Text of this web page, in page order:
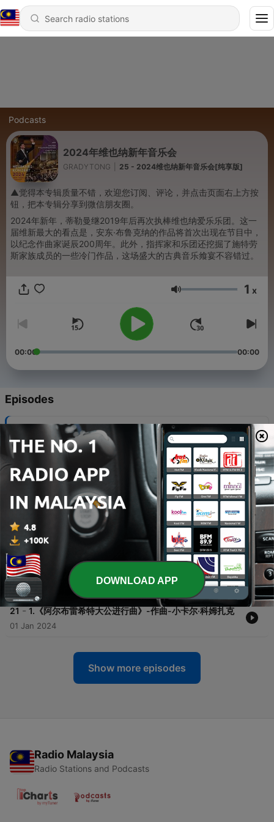
Podcasts
2024年维也纳新年音乐会
GRADYTONG 25 - 2024维也纳新年音乐会[纯享版]
▲觉得本专辑质量不错，欢迎您订阅、评论，并点击页面右上方按
钮，把本专辑分享到微信朋友圈。
2024年新年，蒂勒曼继2019年后再次执棒维也纳爱乐乐团。这一
届维新最大的看点是，安东·布鲁克纳的作品将首次出现在节目中，
以纪念作曲家诞辰200周年。此外，指挥家和乐团还挖掘了施特劳
斯家族成员的一些冷门作品，这场盛大的古典音乐飨宴不容错过。
Volume 1 x
00:00 00:00
Episodes
2024维也纳新年音乐会[纯享版]
29 Jan 2024
24 - 彩蛋2:2024 Neujahrskonzert New Year’s Concert
上半场
彩蛋3：2024 Neujahrskonzert New Year’s Concert
下半场
09 Jan 2024
22 - 彩蛋4:2024 Neujahrskonzert New Year’s Concert
中场风景片
09 Jan 2024
21 - 1.《阿尔布雷希特大公进行曲》-作曲-小卡尔·科姆扎克
01 Jan 2024
Show more episodes
Radio Malaysia
Radio Stations and Podcasts
DOWNLOAD APP